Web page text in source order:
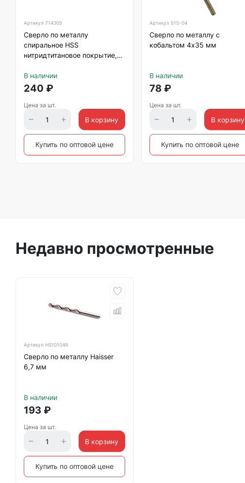
Артикул 714305
Сверло по металлу
спиральное HSS
нитридтитановое покрытие,
В наличии
240 ₽
Цена за шт.
В корзину
Купить по оптовой цене
Артикул 515-04
Сверло по металлу с
кобальтом 4х35 мм
В наличии
78 ₽
Цена за шт.
В корзину
Купить по оптовой цене
Недавно просмотренные
Артикул HS101049
Сверло по металлу Haisser
6,7 мм
В наличии
193 ₽
Цена за шт.
В корзину
Купить по оптовой цене